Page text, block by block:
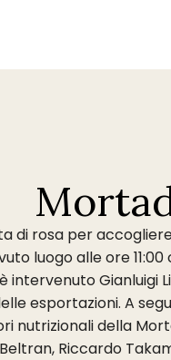
di rosa per
luogo alle ore
intervenuto
esportazioni. A
nutrizionali della
Riccardo